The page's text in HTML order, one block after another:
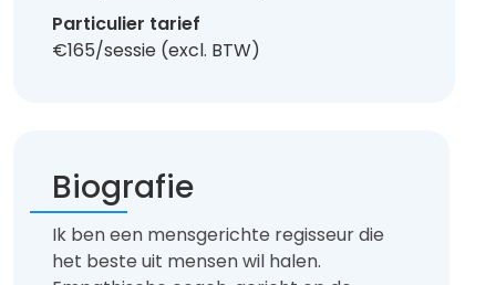
Biografie
Ik ben een mensgerichte regisseur die
het beste uit mensen wil halen.
Particulier tarief
€165/sessie (excl. BTW)